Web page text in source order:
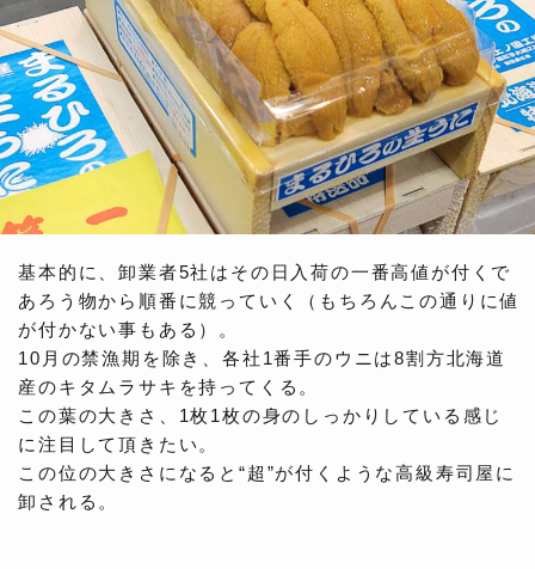
基本的に、卸業者5社はその日入荷の一番高値が付くで
あろう物から順番に競っていく（もちろんこの通りに値
が付かない事もある）。
10月の禁漁期を除き、各社1番手のウニは8割方北海道
産のキタムラサキを持ってくる。
この葉の大きさ、1枚1枚の身のしっかりしている感じ
に注目して頂きたい。
この位の大きさになると“超”が付くような高級寿司屋に
卸される。